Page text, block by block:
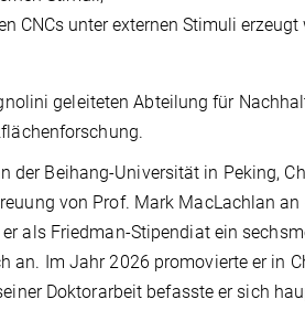
CNCs unter externen Stimuli erzeugt
geleiteten Abteilung für
der Beihang-Universität in Peking,
von Prof. Mark MacLachlan
als Friedman-Stipendiat ein
an. Im Jahr 2026 promovierte er in
Doktorarbeit befasste er sich